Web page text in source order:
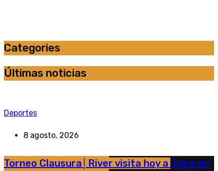
Categories
Últimas noticias
Deportes
8 agosto, 2026
Torneo Clausura│River visita hoy a Tigre en